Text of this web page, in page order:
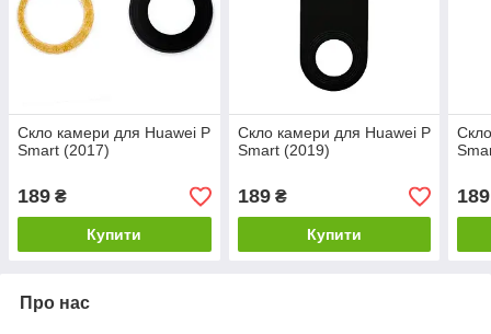
Скло камери для Huawei P
Smart (2017)
189 ₴
Купити
Скло камери для Huawei P
Smart (2019)
189₴
Купити
189
Про нас